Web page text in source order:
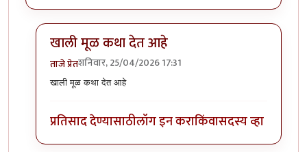
खाली मूळ कथा देत आहे
ताजे प्रेतशनिवार, 25/04/2026 17:31
In reply toही कथा आधि कुठेतरी वाचलीय,…
खाली मूळ कथा देत आहे
प्रतिसाद देण्यासाठीलॉग इन कराकिंवासदस्य व्हा